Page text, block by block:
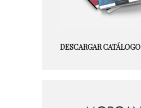
DESCARGAR CATÁLOGO